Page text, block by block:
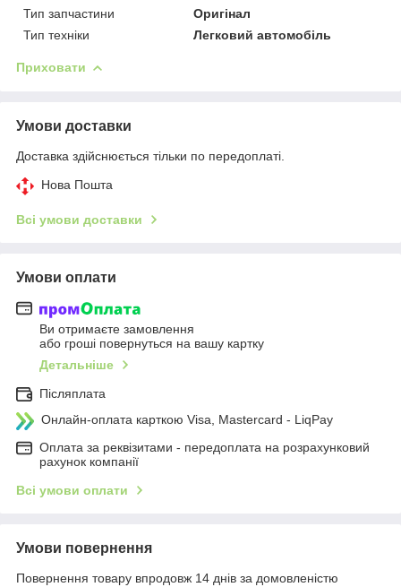
Тип запчастини
Оригінал
Тип техніки
Легковий автомобіль
Приховати
Умови доставки
Доставка здійснюється тільки по передоплаті.
Нова Пошта
Всі умови доставки
Умови оплати
Ви отримаєте замовлення
або гроші повернуться на вашу картку
Детальніше
Післяплата
Онлайн-оплата карткою Visa, Mastercard - LiqPay
Оплата за реквізитами - передоплата на розрахунковий
рахунок компанії
Всі умови оплати
Умови повернення
Повернення товару впродовж 14 днів за домовленістю